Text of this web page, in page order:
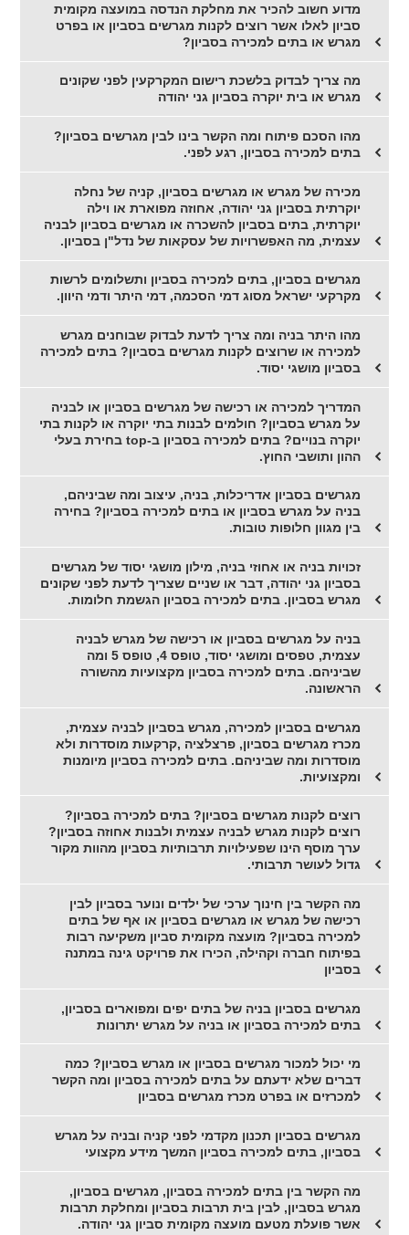
מדוע חשוב להכיר את מחלקת הנדסה במועצה מקומית
סביון לאלו אשר רוצים לקנות מגרשים בסביון או בפרט
מגרש או בתים למכירה בסביון?
מה צריך לבדוק בלשכת רישום המקרקעין לפני שקונים
מגרש או בית יוקרה בסביון גני יהודה
מהו הסכם פיתוח ומה הקשר בינו לבין מגרשים בסביון?
בתים למכירה בסביון, רגע לפני.
מכירה של מגרש או מגרשים בסביון, קניה של נחלה
יוקרתית בסביון גני יהודה, אחוזה מפוארת או וילה
יוקרתית, בתים בסביון להשכרה או מגרשים בסביון לבניה
עצמית, מה האפשרויות של עסקאות של נדל"ן בסביון.
מגרשים בסביון, בתים למכירה בסביון ותשלומים לרשות
מקרקעי ישראל מסוג דמי הסכמה, דמי היתר ודמי היוון.
מהו היתר בניה ומה צריך לדעת לבדוק שבוחנים מגרש
למכירה או שרוצים לקנות מגרשים בסביון? בתים למכירה
בסביון מושגי יסוד.
המדריך למכירה או רכישה של מגרשים בסביון או לבניה
על מגרש בסביון? חולמים לבנות בתי יוקרה או לקנות בתי
יוקרה בנויים? בתים למכירה בסביון ב-top בחירת בעלי
ההון ותושבי החוץ.
מגרשים בסביון אדריכלות, בניה, עיצוב ומה שביניהם,
בניה על מגרש בסביון או בתים למכירה בסביון? בחירה
בין מגוון חלופות טובות.
זכויות בניה או אחוזי בניה, מילון מושגי יסוד של מגרשים
בסביון גני יהודה, דבר או שניים שצריך לדעת לפני שקונים
מגרש בסביון. בתים למכירה בסביון הגשמת חלומות.
בניה על מגרשים בסביון או רכישה של מגרש לבניה
עצמית, טפסים ומושגי יסוד, טופס 4, טופס 5 ומה
שביניהם. בתים למכירה בסביון מקצועיות מהשורה
הראשונה.
מגרשים בסביון למכירה, מגרש בסביון לבניה עצמית,
מכרז מגרשים בסביון, פרצלציה ,קרקעות מוסדרות ולא
מוסדרות ומה שביניהם. בתים למכירה בסביון מיומנות
ומקצועיות.
רוצים לקנות מגרשים בסביון? בתים למכירה בסביון?
רוצים לקנות מגרש לבניה עצמית ולבנות אחוזה בסביון?
ערך מוסף הינו שפעילויות תרבותיות בסביון מהוות מקור
גדול לעושר תרבותי.
מה הקשר בין חינוך ערכי של ילדים ונוער בסביון לבין
רכישה של מגרש או מגרשים בסביון או אף של בתים
למכירה בסביון? מועצה מקומית סביון משקיעה רבות
בפיתוח חברה וקהילה, הכירו את פרויקט גינה במתנה
בסביון
מגרשים בסביון בניה של בתים יפים ומפוארים בסביון,
בתים למכירה בסביון או בניה על מגרש יתרונות
מי יכול למכור מגרשים בסביון או מגרש בסביון? כמה
דברים שלא ידעתם על בתים למכירה בסביון ומה הקשר
למכרזים או בפרט מכרז מגרשים בסביון
מגרשים בסביון תכנון מקדמי לפני קניה ובניה על מגרש
בסביון, בתים למכירה בסביון המשך מידע מקצועי
מה הקשר בין בתים למכירה בסביון, מגרשים בסביון,
מגרש בסביון, לבין בית תרבות בסביון ומחלקת תרבות
אשר פועלת מטעם מועצה מקומית סביון גני יהודה.